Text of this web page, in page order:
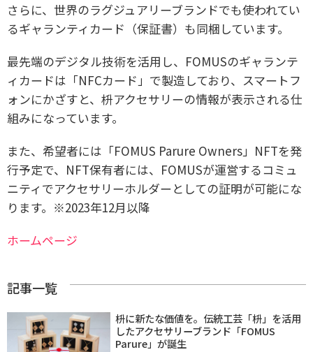
さらに、世界のラグジュアリーブランドでも使われてい
るギャランティカード（保証書）も同梱しています。
最先端のデジタル技術を活用し、FOMUSのギャランテ
ィカードは「NFCカード」で製造しており、 スマートフ
ォンにかざすと、枡アクセサリーの情報が表示される仕
組みになっています。
また、希望者には「FOMUS Parure Owners」NFTを発
行予定で、 NFT保有者には、FOMUSが運営するコミュ
ニティでアクセサリーホルダーとしての証明が可能にな
ります。 ※2023年12月以降
ホームページ
記事一覧
枡に新たな価値を。伝統工芸「枡」を活用
したアクセサリーブランド「FOMUS
Parure」が誕生